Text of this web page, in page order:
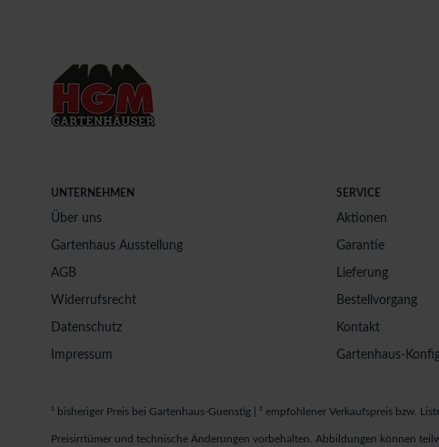
UNTERNEHMEN
Über uns
Gartenhaus Ausstellung
AGB
Widerrufsrecht
Datenschutz
Impressum
SERVICE
Aktionen
Garantie
Lieferung
Bestellvorgang
Kontakt
Gartenhaus-
¹ bisheriger Preis bei Gartenhaus-Guenstig | ² empfohlener Verkaufspreis bzw.
Preisirrtümer und technische Änderungen vorbehalten. Abbildungen können